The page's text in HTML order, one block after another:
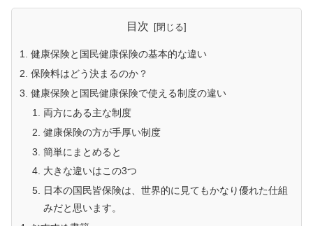
目次
健康保険と国民健康保険の基本的な違い
保険料はどう決まるのか？
健康保険と国民健康保険で使える制度の違い
両方にある主な制度
健康保険の方が手厚い制度
簡単にまとめると
大きな違いはこの3つ
日本の国民皆保険は、世界的に見てもかなり優れた仕組
みだと思います。